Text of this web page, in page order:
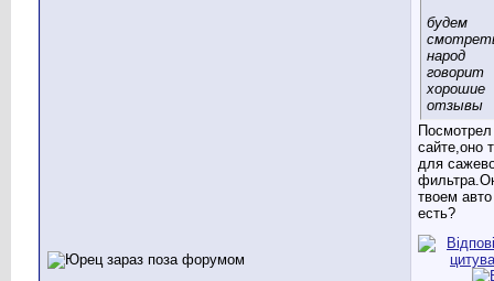
будем
народ
говорит
хорошие
отзывы
сайте,оно
для
твоем авто
есть?